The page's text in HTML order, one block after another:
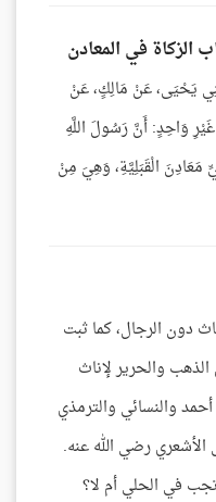
المعادن 8- حَدَّثَنِي يَحْيَى، عَنْ مَالِكٍ، عَنْ
وَاحِدٍ: أَنَّ رَسُولَ اللَّهِ
مَعَادِنَ الْقَبَلِيَّةِ، وَهِيَ مِنْ
دون الرجال، كما ثبت
والحرير لإناث
والنسائي والترمذي
رضي الله عنه.
في الحلي أم لا؟